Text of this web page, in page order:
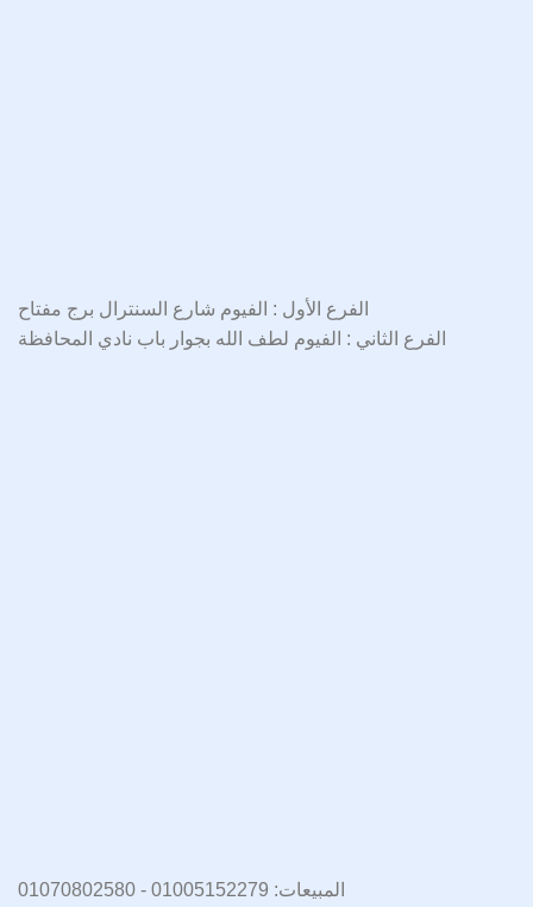
الفرع الأول : الفيوم شارع السنترال برج مفتاح
الفرع الثاني : الفيوم لطف الله بجوار باب نادي المحافظة
المبيعات: 01005152279 - 01070802580